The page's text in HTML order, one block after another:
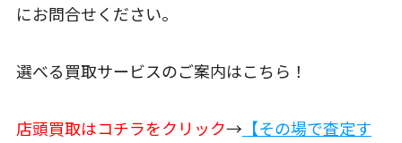
にお問合せください。
選べる買取サービスのご案内はこちら！
店頭買取はコチラをクリック→ 【その場で査定す